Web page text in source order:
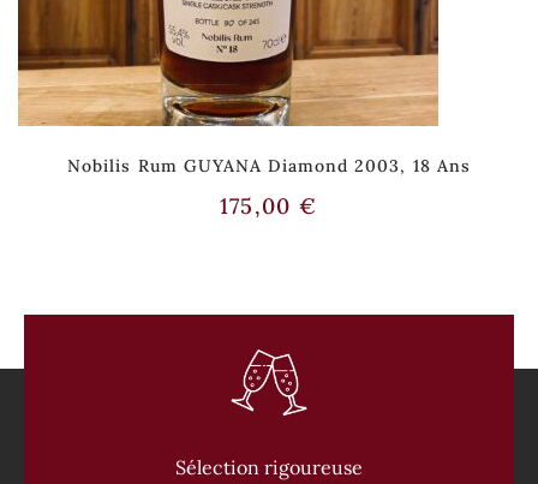
Nobilis Rum GUYANA Diamond 2003, 18 Ans
175,00€
Sélection rigoureuse